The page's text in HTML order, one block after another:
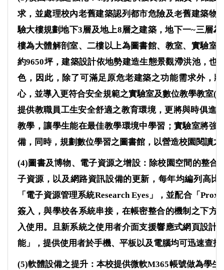
求，並處理校內老舊建築認列都市危險及老舊建築物
驗大樓規劃地下3層及地上8層之建築，地下一~三層為
樓為大體解剖室、二樓以上為圖書館、教室、實驗室
約9650坪，建築設計依地勢建造生態景觀滯洪池，也
色，因此，除了可滿足原危老建築之功能需求外，
心，並導入更符合安全規範之實驗室及數位教學教室(
提供教職員工生安全舒適之教育環境，更將與時俱進
教學，讓學生能在最佳教學環境中學習；實驗室將強
備，同時，規劃數位學習之圖書館，以營造校園閱讀之
(4) 圖書及博物、電子資源之增設：除校園空間的整合
子資源，以及網路資訊設備的更新，每年均編列高比
「電子資源管理系統Research Eyes」，並配合「
簽入，與學校各系統串接，在帳密整合的機制之下方
入使用。且新系統之使用者介面支援響應式網頁設計
能」，提供使用者於手機、平板以及電腦均可迅速查找
(5)軟體設備之提升：本校提供微軟M365帳號做為學生